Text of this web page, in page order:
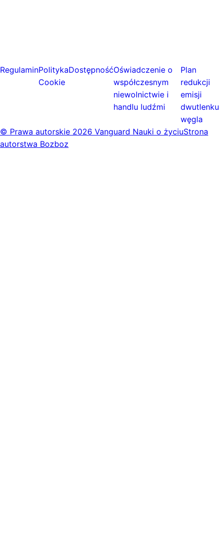
RegulaminPolityka
Cookie
DostępnośćOświadczenie o
współczesnym
niewolnictwie i
handlu ludźmi
Plan
redukcji
emisji
dwutlenku
węgla
© Prawa autorskie 2026 Vanguard Nauki o życiuStrona
autorstwa Bozboz